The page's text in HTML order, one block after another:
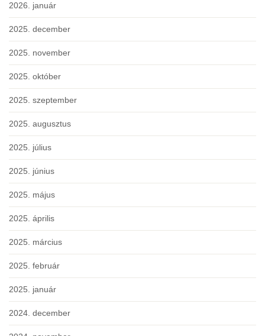
2026. január
2025. december
2025. november
2025. október
2025. szeptember
2025. augusztus
2025. július
2025. június
2025. május
2025. április
2025. március
2025. február
2025. január
2024. december